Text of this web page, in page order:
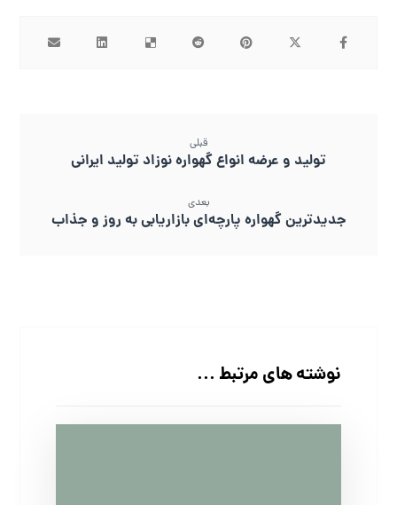
قبلی
تولید و عرضه انواع گهواره نوزاد تولید ایرانی
بعدی
جدیدترین گهواره پارچه‌ای بازاریابی به روز و جذاب
نوشته های مرتبط ...